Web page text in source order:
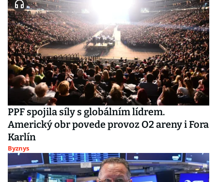
PPF spojila síly s globálním lídrem.
Americký obr povede provoz O2 areny i Fora
Karlín
Byznys